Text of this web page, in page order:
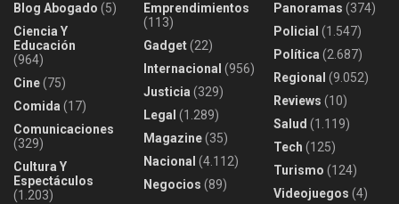
Blog Abogado (5)
Ciencia Y
Educación
(964)
Cine(75)
Comida (17)
Comunicaciones
(329)
Cultura Y
Espectáculos
(1.203)
Emprendimientos
(113)
Gadget(22)
Internacional (956)
Justicia (329)
Legal (1.289)
Magazine(35)
Nacional (4.112)
Negocios (89)
Panoramas (374)
Policial (1.547)
Política (2.687)
Regional (9.052)
Reviews (10)
Salud (1.119)
Tech (125)
Turismo (124)
Videojuegos (4)